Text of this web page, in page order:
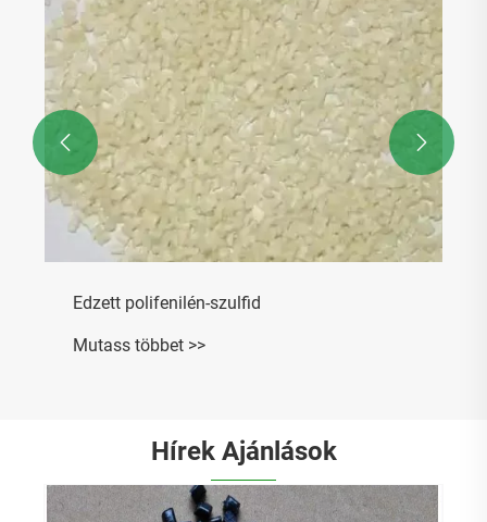
Edzett polifenilén-szulfid
Mutass többet >>
 
Hírek Ajánlások